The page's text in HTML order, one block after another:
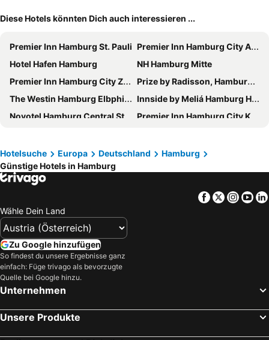
Diese Hotels könnten Dich auch interessieren ...
Premier Inn Hamburg St. Pauli Premier Inn Hamburg City Alster
Hotel Hafen Hamburg
NH Hamburg Mitte
Premier Inn Hamburg City Zentrum
Prize by Radisson, Hamburg-City
The Westin Hamburg Elbphilharmonie
Innside by Meliá Hamburg Hafen
Novotel Hamburg Central Station
Premier Inn Hamburg City Klostertor
NH Hamburg Altona
Le Méridien Hamburg
Holiday Inn Hamburg - Hafencity By Ihg
Scandic Hamburg Emporio
PIERDREI Hotel HafenCity Hamburg
Reichshof Hamburg
JUFA Hotel Hamburg HafenCity
Prize by Radisson, Hamburg-St. Pauli
Novotel Hamburg City Alster
IntercityHotel Hamburg Hauptbahnhof
ARCOTEL Onyx Hamburg
Mercure Hotel Hamburg City
Steigenberger Hotel Hamburg
Hotelsuche Europa Deutschland
Hamburg
Günstige Hotels in Hamburg
Facebook
Twitter
Wähle Dein Land
Zu Google hinzufügen
So findest du unsere Ergebnisse ganz
einfach: Füge trivago als bevorzugte
Quelle bei Google hinzu.
Unternehmen
Unsere Produkte